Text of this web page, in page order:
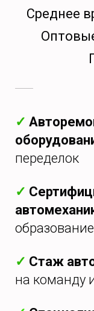
Среднее
✓
переделок
✓
✓ Стаж
на команду